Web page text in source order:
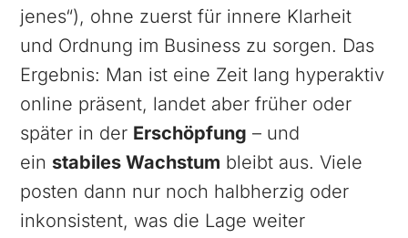
jenes“), ohne zuerst für innere Klarheit
und Ordnung im Business zu sorgen. Das
Ergebnis: Man ist eine Zeit lang hyperaktiv
online präsent, landet aber früher oder
später in der Erschöpfung – und
ein stabiles Wachstum bleibt aus. Viele
posten dann nur noch halbherzig oder
inkonsistent, was die Lage weiter